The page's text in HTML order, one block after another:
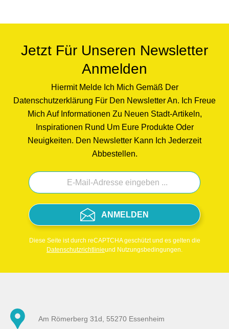
Jetzt Für Unseren Newsletter
Anmelden
Hiermit Melde Ich Mich Gemäß Der
Datenschutzerklärung Für Den Newsletter An. Ich Freue
Mich Auf Informationen Zu Neuen Stadt-Artikeln,
Inspirationen Rund Um Eure Produkte Oder
Neuigkeiten. Den Newsletter Kann Ich Jederzeit
Abbestellen.
ANMELDEN
Diese Seite ist durch reCAPTCHA geschützt und es gelten die
Datenschutzrichtlinieund Nutzungsbedingungen.
Am Römerberg 31d, 55270 Essenheim